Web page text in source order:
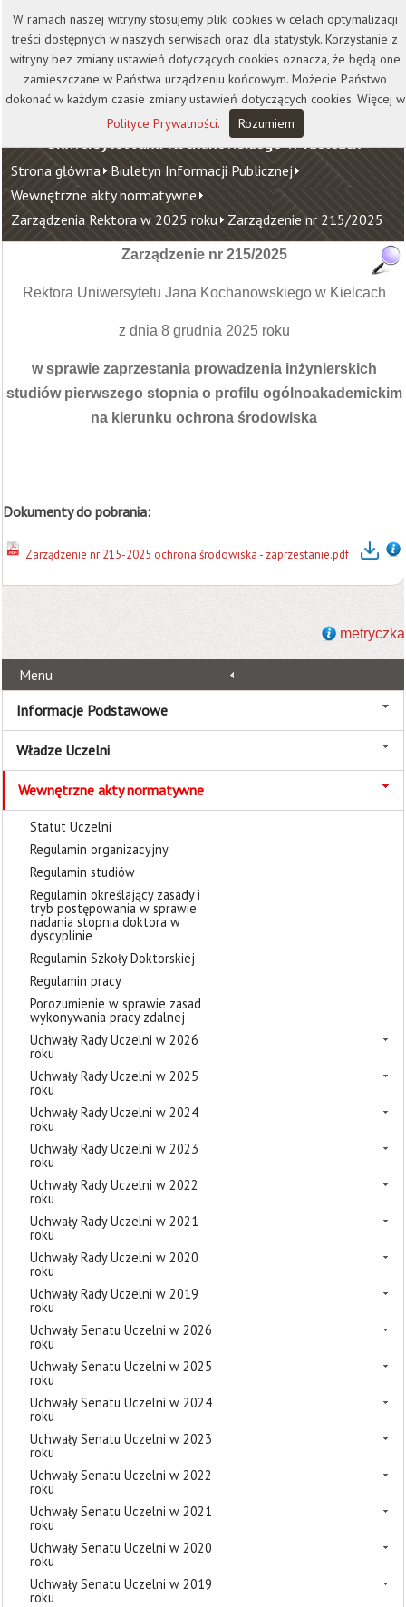
Kontakt Biblioteka
Wydawnictwo
Wirtualna Uczelnia
Uniwersytet Jana Kochanowskiego w Kielcach
Strona główna Biuletyn Informacji Publicznej
Wewnętrzne akty normatywne
Zarządzenia Rektora w 2025 roku Zarządzenie nr 215/2025
Zarządzenie nr 215/2025
Rektora Uniwersytetu Jana Kochanowskiego w Kielcach
z dnia 8 grudnia 2025 roku
w sprawie zaprzestania prowadzenia inżynierskich
studiów pierwszego stopnia o profilu ogólnoakademickim
na kierunku ochrona środowiska
Dokumenty do pobrania:
Zarządzenie nr 215-2025 ochrona środowiska - zaprzestanie.pdf
metryczka
Menu
Informacje Podstawowe
Władze Uczelni
Wewnętrzne akty normatywne
Statut Uczelni
Regulamin organizacyjny
Regulamin studiów
Regulamin określający zasady i
tryb postępowania w sprawie
nadania stopnia doktora w
dyscyplinie
Regulamin Szkoły Doktorskiej
Regulamin pracy
Porozumienie w sprawie zasad
wykonywania pracy zdalnej
Uchwały Rady Uczelni w 2026
roku
Uchwały Rady Uczelni w 2025
roku
Uchwały Rady Uczelni w 2024
roku
Uchwały Rady Uczelni w 2023
roku
Uchwały Rady Uczelni w 2022
roku
Uchwały Rady Uczelni w 2021
roku
Uchwały Rady Uczelni w 2020
roku
Uchwały Rady Uczelni w 2019
roku
Uchwały Senatu Uczelni w 2026
roku
Uchwały Senatu Uczelni w 2025
roku
Uchwały Senatu Uczelni w 2024
roku
Uchwały Senatu Uczelni w 2023
roku
Uchwały Senatu Uczelni w 2022
roku
Uchwały Senatu Uczelni w 2021
roku
Uchwały Senatu Uczelni w 2020
roku
Uchwały Senatu Uczelni w 2019
roku
W ramach naszej witryny stosujemy pliki cookies w celach optymalizacji
treści dostępnych w naszych serwisach oraz dla statystyk. Korzystanie z
witryny bez zmiany ustawień dotyczących cookies oznacza, że będą one
zamieszczane w Państwa urządzeniu końcowym. Możecie Państwo
dokonać w każdym czasie zmiany ustawień dotyczących cookies. Więcej w
Polityce Prywatności. Rozumiem